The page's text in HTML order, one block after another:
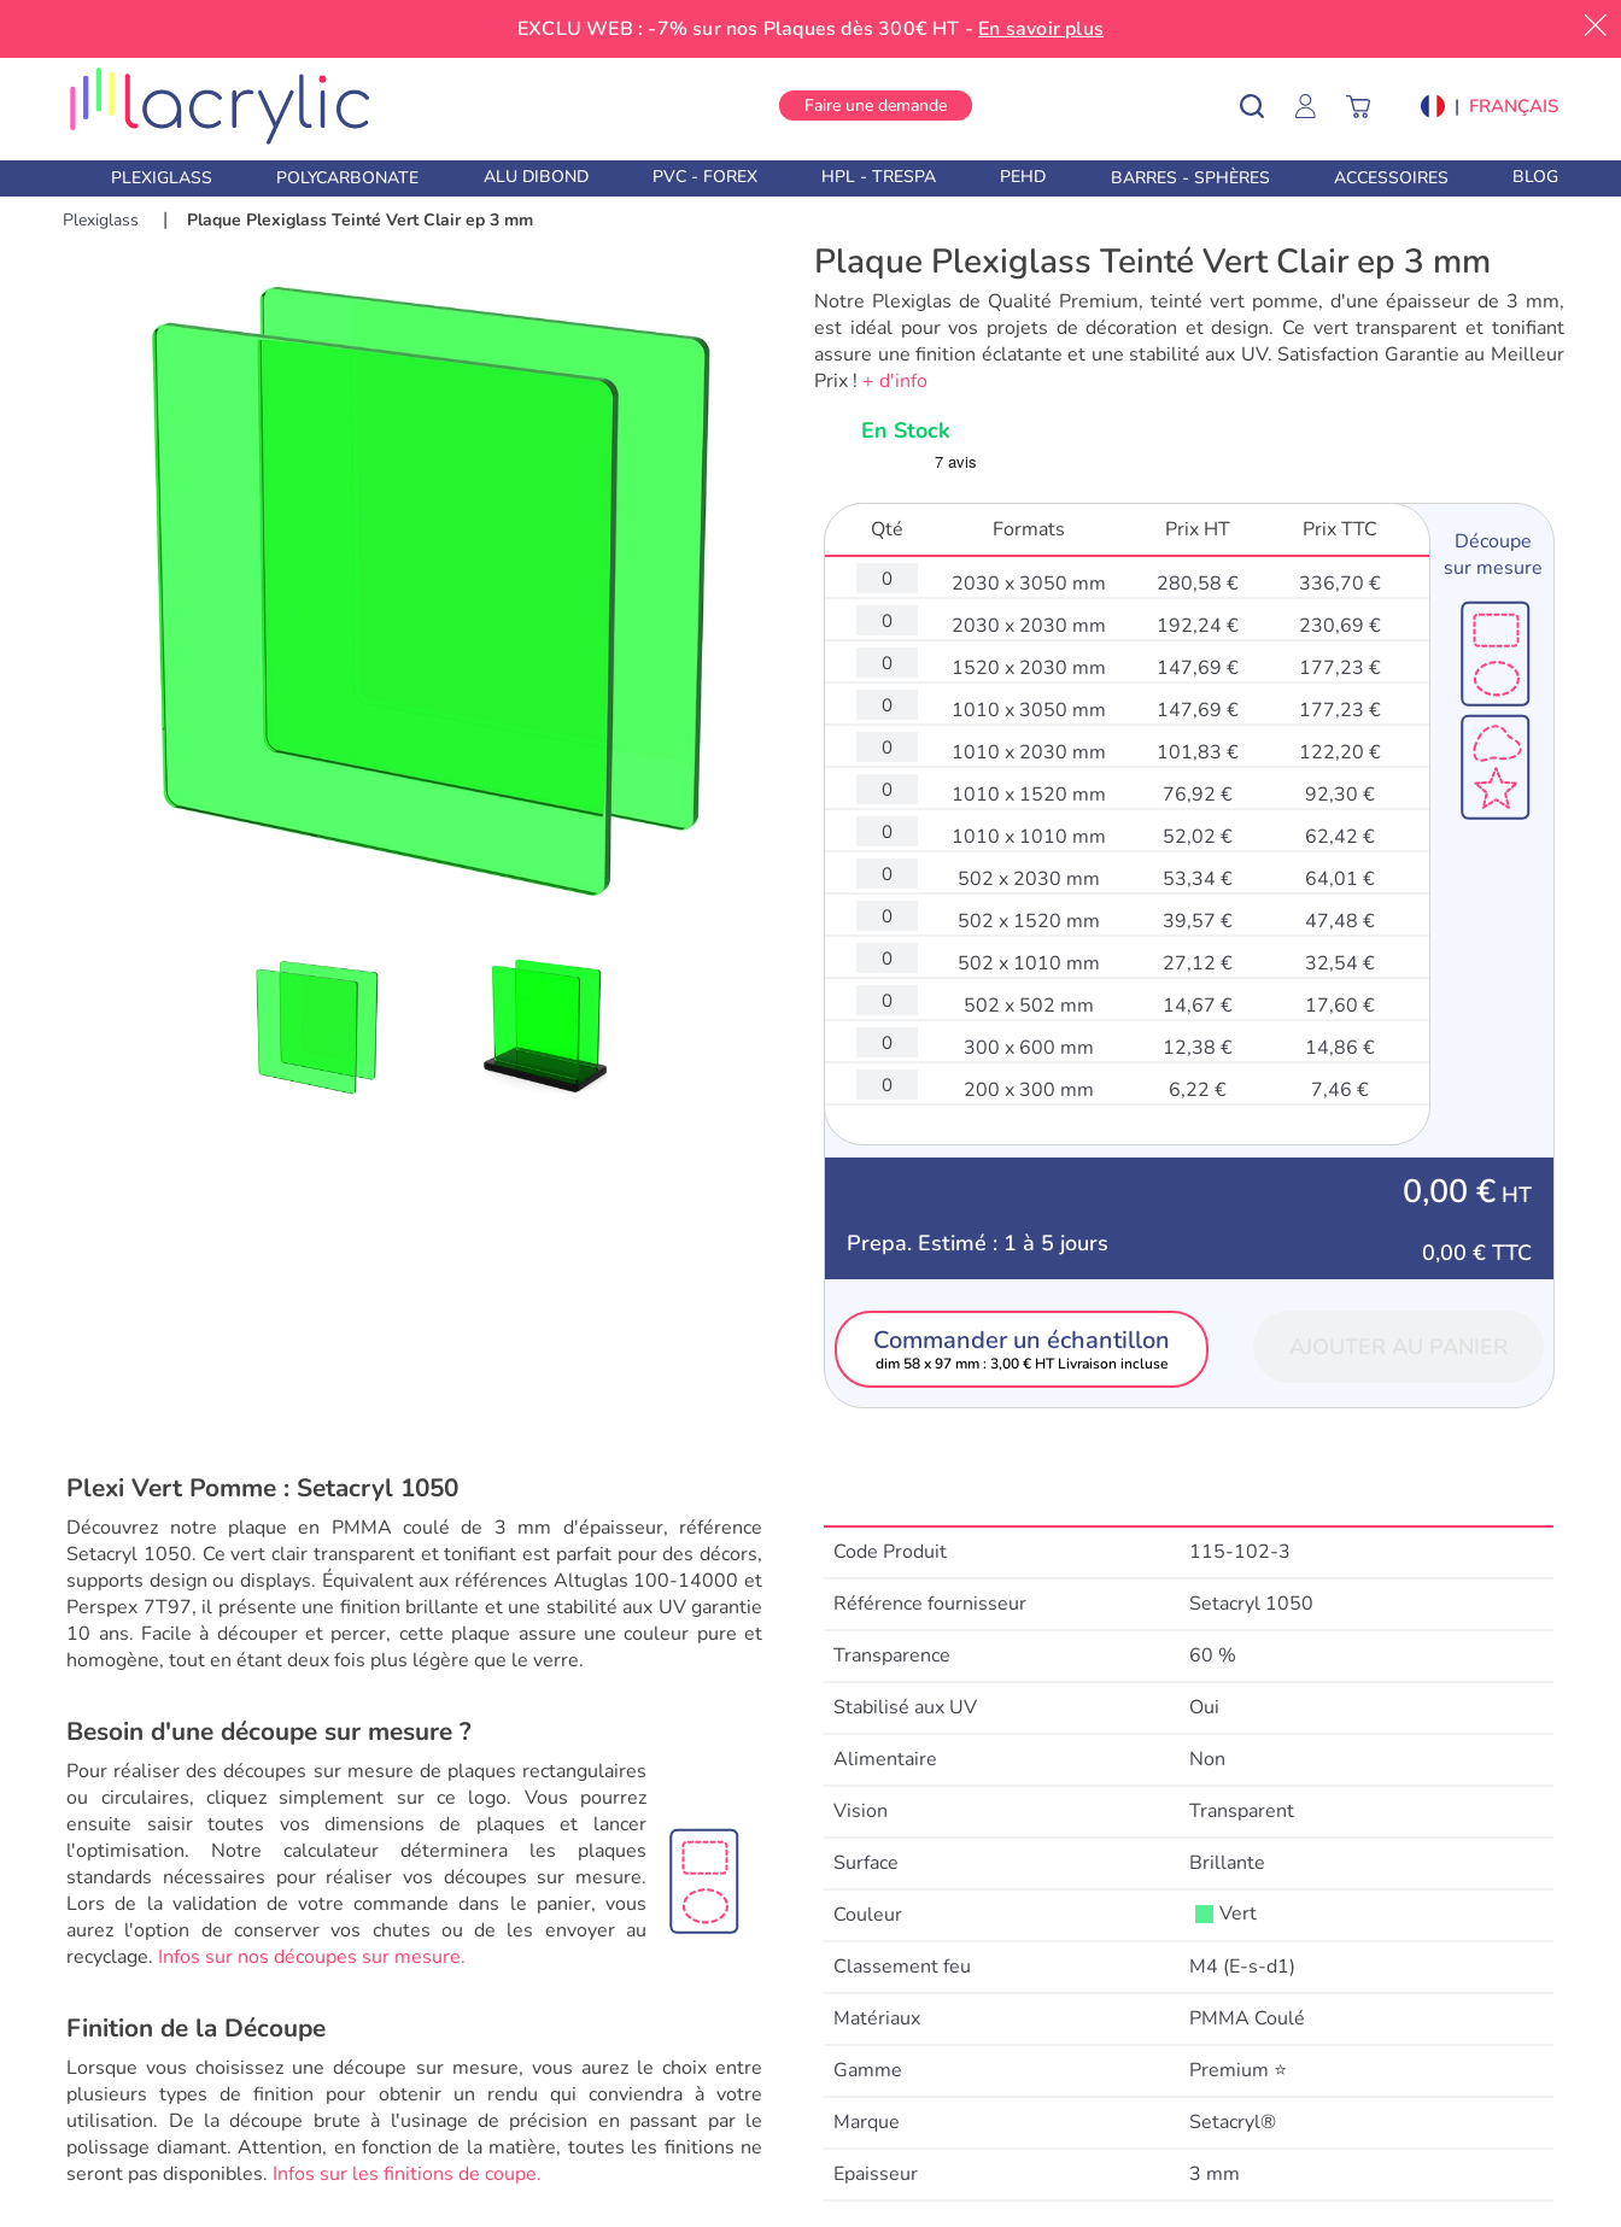
EXCLU WEB : -7% sur nos Plaques dès 300€ HT - En savoir plus
Faire une demande | FRANÇAIS
PLEXIGLASS POLYCARBONATE ALU DIBOND PVC - FOREX HPL - TRESPA PEHD BARRES - SPHÈRES ACCESSOIRES
BLOG
Plexiglass
Plaque Plexiglass Teinté Vert Clair ep 3 mm
Plaque Plexiglass Teinté Vert Clair ep 3 mm
Notre Plexiglas de Qualité Premium, teinté vert pomme, d'une épaisseur de 3 mm,
est idéal pour vos projets de décoration et design. Ce vert transparent et tonifiant
assure une finition éclatante et une stabilité aux UV. Satisfaction Garantie au Meilleur
Prix ! + d'info
En Stock
Qté Formats Prix HT Prix TTC
2030 x 3050 mm 280,58 €
336,70 €
2030 x 2030 mm
192,24 €
230,69 €
1520 x 2030 mm
147,69 €
177,23 €
1010 x 3050 mm
147,69 €
177,23 €
1010 x 2030 mm
101,83 €
122,20 €
1010 x 1520 mm
76,92 €
92,30 €
1010 x 1010 mm
52,02 €
62,42 €
502 x 2030 mm
53,34 €
64,01 €
502 x 1520 mm
39,57 €
47,48 €
502 x 1010 mm
27,12 €
32,54 €
502 x 502 mm
14,67 €
17,60 €
300 x 600 mm
12,38 €
14,86 €
200 x 300 mm
6,22 € 7,46 €
Découpe
sur mesure
Prepa. Estimé : 1 à 5 jours
0,00 €HT
0,00 €TTC
Commander un échantillon
dim 58 x 97 mm : 3,00 € HT Livraison incluse
Plexi Vert Pomme : Setacryl 1050
Découvrez notre plaque en PMMA coulé de 3 mm d'épaisseur, référence
Setacryl 1050. Ce vert clair transparent et tonifiant est parfait pour des décors,
supports design ou displays. Équivalent aux références Altuglas 100-14000 et
Perspex 7T97, il présente une finition brillante et une stabilité aux UV garantie
10 ans. Facile à découper et percer, cette plaque assure une couleur pure et
homogène, tout en étant deux fois plus légère que le verre.
Besoin d'une découpe sur mesure ?
Pour réaliser des découpes sur mesure de plaques rectangulaires
ou circulaires, cliquez simplement sur ce logo. Vous pourrez
ensuite saisir toutes vos dimensions de plaques et lancer
l'optimisation. Notre calculateur déterminera les plaques
standards nécessaires pour réaliser vos découpes sur mesure.
Lors de la validation de votre commande dans le panier, vous
aurez l'option de conserver vos chutes ou de les envoyer au
recyclage. Infos sur nos découpes sur mesure.
Finition de la Découpe
Lorsque vous choisissez une découpe sur mesure, vous aurez le choix entre
plusieurs types de finition pour obtenir un rendu qui conviendra à votre
utilisation. De la découpe brute à l'usinage de précision en passant par le
polissage diamant. Attention, en fonction de la matière, toutes les finitions ne
seront pas disponibles. Infos sur les finitions de coupe.
Code Produit
115-102-3
Référence fournisseur
Setacryl 1050
Transparence
60 %
Stabilisé aux UV
Oui
Alimentaire
Non
Vision
Transparent
Surface
Brillante
Couleur
Vert
Classement feu
M4 (E-s-d1)
Matériaux
PMMA Coulé
Gamme
Premium ⭐
Marque
Setacryl®
Epaisseur
3 mm